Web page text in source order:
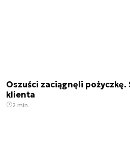
Oszuści zaciągnęli pożyczkę.
klienta
2 min.